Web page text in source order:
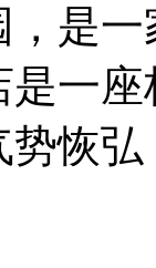
是
一
恢